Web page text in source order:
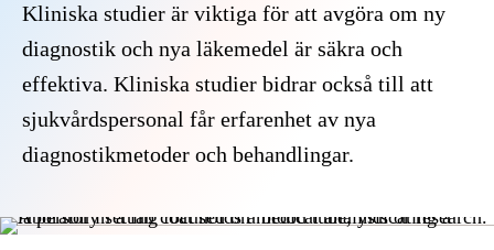
Kliniska studier är viktiga för att avgöra om ny
diagnostik och nya läkemedel är säkra och
effektiva. Kliniska studier bidrar också till att
sjukvårdspersonal får erfarenhet av nya
diagnostikmetoder och behandlingar.